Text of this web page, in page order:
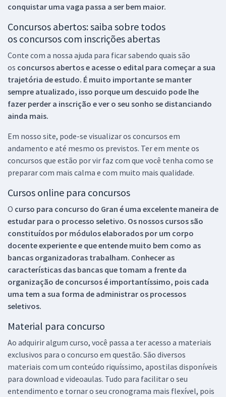
conquistar uma vaga passa a ser bem maior.
Concursos abertos: saiba sobre todos
os concursos com inscrições abertas
Conte com a nossa ajuda para ficar sabendo quais são
os concursos abertos e acesse o edital para começar a sua
trajetória de estudo. É muito importante se manter
sempre atualizado, isso porque um descuido pode lhe
fazer perder a inscrição e ver o seu sonho se distanciando
ainda mais.
Em nosso site, pode-se visualizar os concursos em
andamento e até mesmo os previstos. Ter em mente os
concursos que estão por vir faz com que você tenha como se
preparar com mais calma e com muito mais qualidade.
Cursos online para concursos
O curso para concurso do Gran é uma excelente maneira de
estudar para o processo seletivo. Os nossos cursos são
constituídos por módulos elaborados por um corpo
docente experiente e que entende muito bem como as
bancas organizadoras trabalham. Conhecer as
características das bancas que tomam a frente da
organização de concursos é importantíssimo, pois cada
uma tem a sua forma de administrar os processos
seletivos.
Material para concurso
Ao adquirir algum curso, você passa a ter acesso a materiais
exclusivos para o concurso em questão. São diversos
materiais com um conteúdo riquíssimo, apostilas disponíveis
para download e videoaulas. Tudo para facilitar o seu
entendimento e tornar o seu cronograma mais flexível, pois